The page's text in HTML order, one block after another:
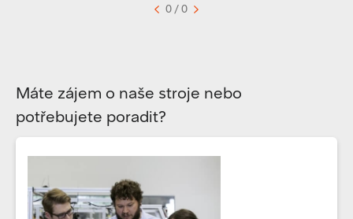
<
0 / 0
>
Máte zájem o naše stroje nebo
potřebujete poradit?